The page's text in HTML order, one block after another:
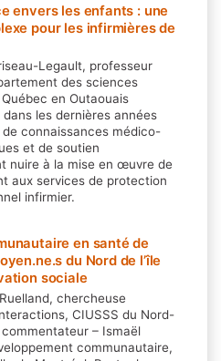
envers les enfants : une
pour les infirmières de
Legault, professeur
des sciences
en Outaouais
les dernières années
connaissances médico-
et de soutien
nuire à la mise en œuvre de
aux services de protection
infirmier.
en santé de
du Nord de l’île
sociale
chercheuse
CIUSSS du Nord-
– Ismaël
communautaire,